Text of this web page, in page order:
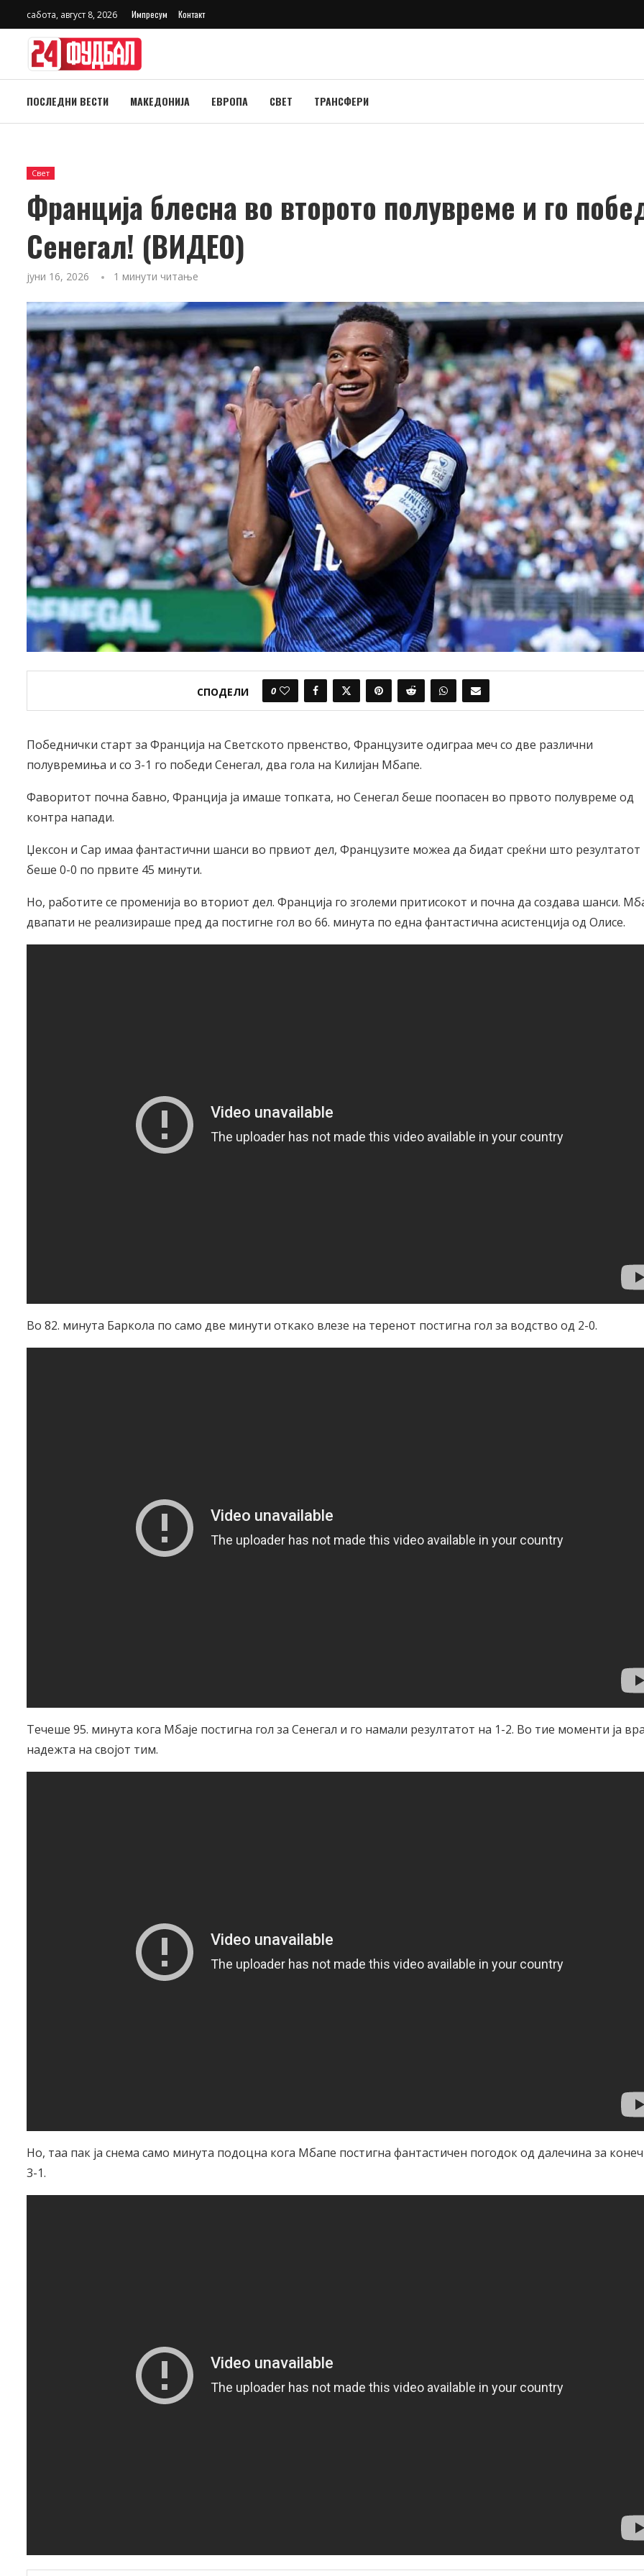
сабота, август 8, 2026 Импресум Контакт
ПОСЛЕДНИ ВЕСТИ МАКЕДОНИЈА ЕВРОПА СВЕТ ТРАНСФЕРИ
Свет
Франција блесна во второто полувреме и го
Сенегал! (ВИДЕО)
јуни 16, 2026 1 минути читање
СПОДЕЛИ 0
Победнички старт за Франција на Светското првенство, Французите одиграа меч со две различни
полувремиња и со 3-1 го победи Сенегал, два гола на Килијан Мбапе.
Фаворитот почна бавно, Франција ја имаше топката, но Сенегал беше поопасен во првото полувреме од
контра напади.
Џексон и Сар имаа фантастични шанси во првиот дел, Французите можеа да бидат среќни што резултатот
беше 0-0 по првите 45 минути.
Но, работите се променија во вториот дел. Франција го зголеми притисокот и почна да создава шанси.
двапати не реализираше пред да постигне гол во 66. минута по една фантастична асистенција од Олисе.
Во 82. минута Баркола по само две минути откако влезе на теренот постигна гол за водство од 2-0.
Течеше 95. минута кога Мбаје постигна гол за Сенегал и го намали резултатот на 1-2. Во тие моменти ја
надежта на својот тим.
Но, таа пак ја снема само минута подоцна кога Мбапе постигна фантастичен погодок од далечина за
3-1.